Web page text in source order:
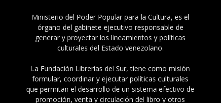
Ministerio del Poder Popular para la Cultura, es el
órgano del gabinete ejecutivo responsable de
generar y proyectar los lineamientos y políticas
culturales del Estado venezolano.
La Fundación Librerías del Sur, tiene como misión
formular, coordinar y ejecutar políticas culturales
que permitan el desarrollo de un sistema efectivo de
promoción, venta y circulación del libro y otros